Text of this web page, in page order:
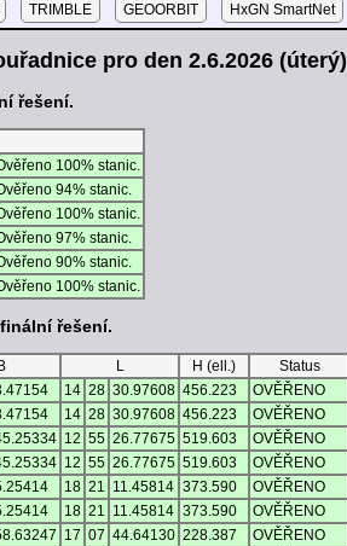
TRIMBLE GEOORBIT HxGN SmartNet
pro den 2.6.2026 (úterý)
řešení.
100% stanic.
94% stanic.
100% stanic.
97% stanic.
90% stanic.
100% stanic.
řešení.
B L H (ell.) Status
14 28 30.97608 456.223 OVĚŘENO
14 28 30.97608 456.223 OVĚŘENO
12 55 26.77675 519.603 OVĚŘENO
12 55 26.77675 519.603 OVĚŘENO
18 21 11.45814 373.590 OVĚŘENO
18 21 11.45814 373.590 OVĚŘENO
17 07 44.64130 228.387 OVĚŘENO